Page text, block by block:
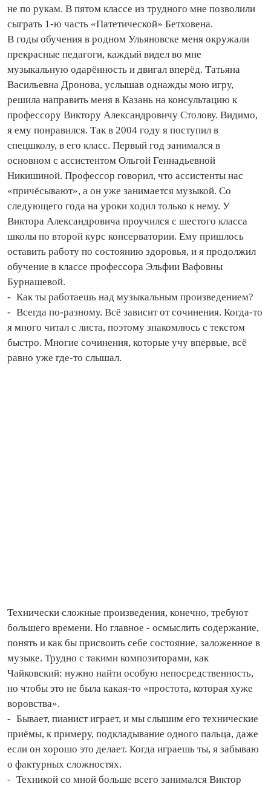
не по рукам. В пятом классе из трудного мне позволили
сыграть 1‑ю часть «Патетической» Бетховена.
В годы обучения в родном Ульяновске меня окружали
прекрасные педагоги, каждый видел во мне
музыкальную одарённость и двигал вперёд. Татьяна
Васильевна Дронова, услышав однажды мою игру,
решила направить меня в Казань на консультацию к
профессору Виктору Александровичу Столову. Видимо,
я ему понравился. Так в 2004 году я поступил в
спецшколу, в его класс. Первый год занимался в
основном с ассистентом Ольгой Геннадьевной
Никишиной. Профессор говорил, что ассистенты нас
«причёсывают», а он уже занимается музыкой. Со
следующего года на уроки ходил только к нему. У
Виктора Александровича проучился с шестого класса
школы по второй курс консерватории. Ему пришлось
оставить работу по состоянию здоровья, и я продолжил
обучение в классе профессора Эльфии Вафовны
Бурнашевой.
- Как ты работаешь над музыкальным произведением?
- Всегда по‑разному. Всё зависит от сочинения. Когда‑то
я много читал с листа, поэтому знакомлюсь с текстом
быстро. Многие сочинения, которые учу впервые, всё
равно уже где‑то слышал.
Технически сложные произведения, конечно, требуют
большего времени. Но главное - осмыслить содержание,
понять и как бы присвоить себе состояние, заложенное в
музыке. Трудно с такими композиторами, как
Чайковский: нужно найти особую непосредственность,
но чтобы это не была какая‑то «простота, которая хуже
воровства».
- Бывает, пианист играет, и мы слышим его технические
приёмы, к примеру, подкладывание одного пальца, даже
если он хорошо это делает. Когда играешь ты, я забываю
о фактурных сложностях.
- Техникой со мной больше всего занимался Виктор